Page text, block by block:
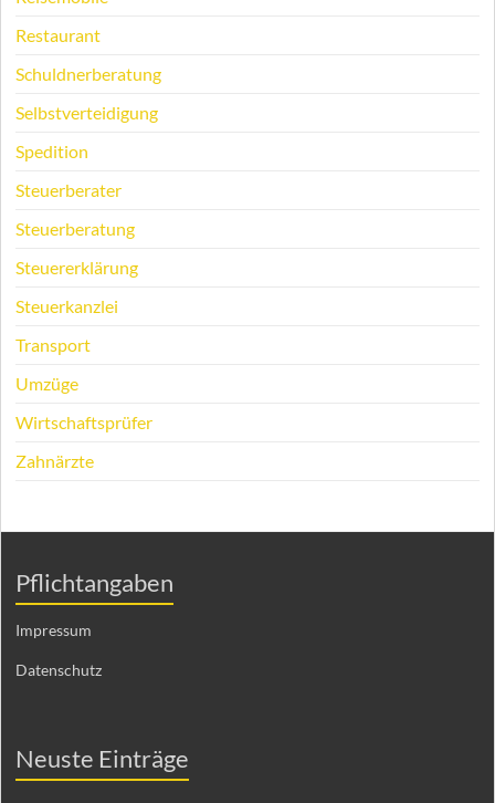
Restaurant
Schuldnerberatung
Selbstverteidigung
Spedition
Steuerberater
Steuerberatung
Steuererklärung
Steuerkanzlei
Transport
Umzüge
Wirtschaftsprüfer
Zahnärzte
Pflichtangaben
Impressum
Datenschutz
Neuste Einträge